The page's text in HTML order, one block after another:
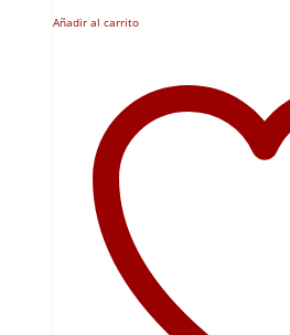
Añadir al carrito